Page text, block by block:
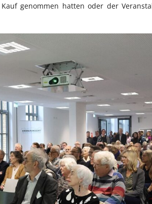
genommen hatten oder der